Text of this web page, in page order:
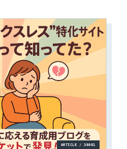
ARTICLE / 38081